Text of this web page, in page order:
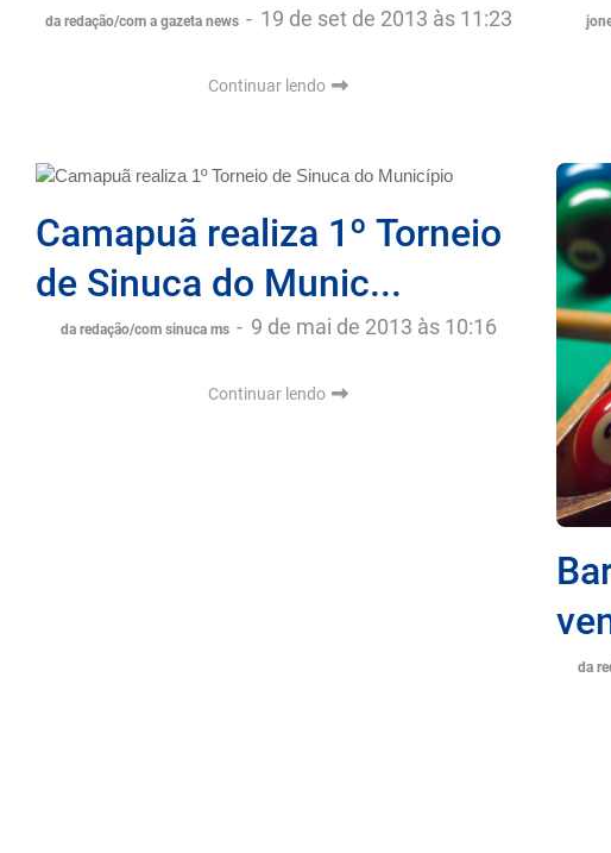
da redação/com a gazeta news - 19 de set de 2013 às 11:23
Continuar lendo
Camapuã realiza 1º Torneio
de Sinuca do Munic...
da redação/com sinuca ms - 9 de mai de 2013 às 10:16
Continuar lendo
da